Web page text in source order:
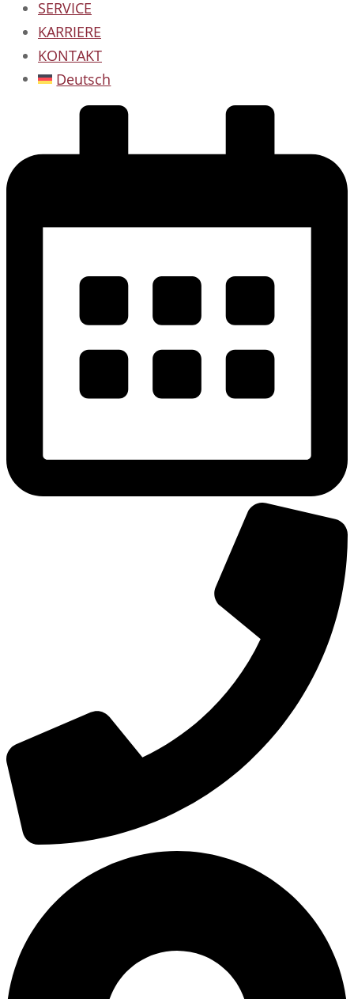
SERVICE
KARRIERE
KONTAKT
Deutsch